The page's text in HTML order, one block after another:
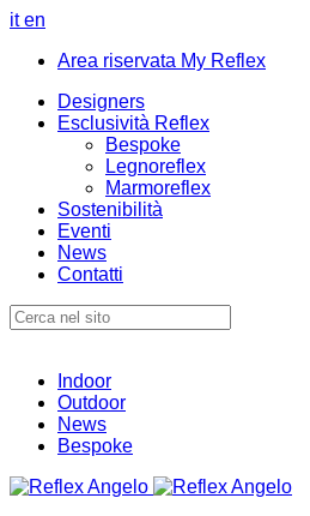
it en
Area riservata My Reflex
Designers
Esclusività Reflex
Bespoke
Legnoreflex
Marmoreflex
Sostenibilità
Eventi
News
Contatti
Indoor
Outdoor
News
Bespoke